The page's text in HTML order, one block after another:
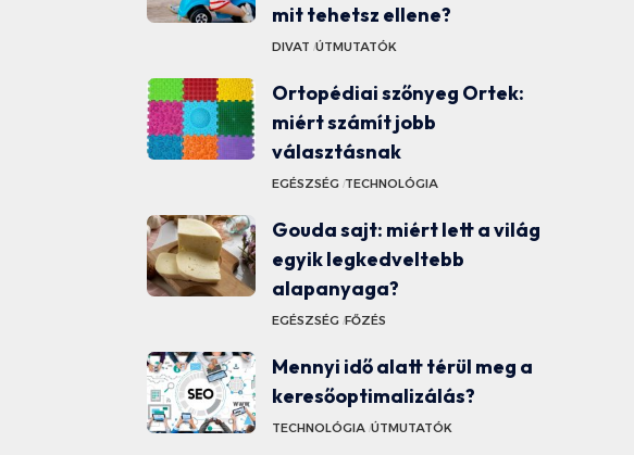
mit tehetsz ellene?
DIVAT ÚTMUTATÓK
Ortopédiai szőnyeg Ortek:
miért számít jobb
választásnak
EGÉSZSÉG TECHNOLÓGIA
Gouda sajt: miért lett a világ
egyik legkedveltebb
alapanyaga?
EGÉSZSÉG FŐZÉS
Mennyi idő alatt térül meg a
keresőoptimalizálás?
TECHNOLÓGIA ÚTMUTATÓK